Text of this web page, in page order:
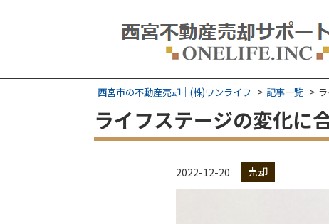
西宮市の不動産売却｜(株)ワンライフ 記事一覧
ライフステージの変化に
2022-12-20 売却